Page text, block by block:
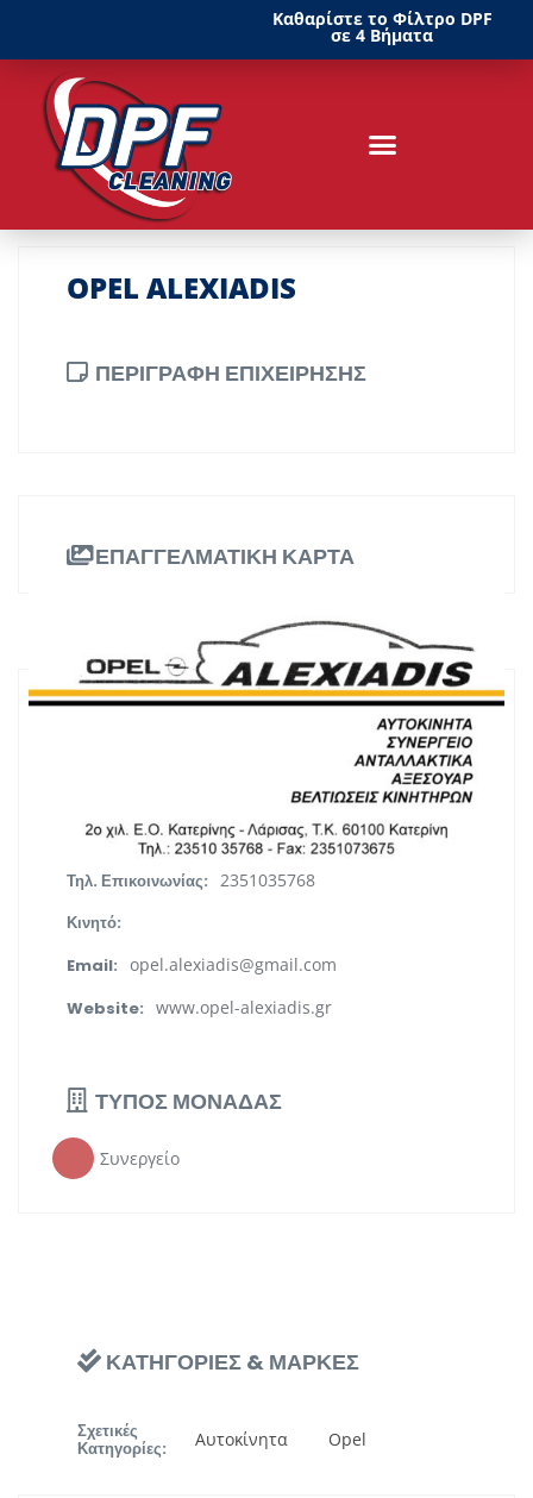
Καθαρίστε το Φίλτρο DPF
σε 4 Βήματα
OPEL ALEXIADIS
ΠΕΡΙΓΡΑΦΗ ΕΠΙΧΕΙΡΗΣΗΣ
ΕΠΑΓΓΕΛΜΑΤΙΚΗ ΚΑΡΤΑ
2ο χλμ Ε.Ο. Κατερίνης - Λάρισας, ΤΚ
60100, Κατερίνη
Περιφέρεια:
Κεντρική Μακεδονία
Τηλ. Επικοινωνίας: 2351035768
Κινητό:
Email: opel.alexiadis@gmail.com
Website: www.opel-alexiadis.gr
ΤΥΠΟΣ ΜΟΝΑΔΑΣ
Συνεργείο
ΚΑΤΗΓΟΡΙΕΣ & ΜΑΡΚΕΣ
Σχετικές
Κατηγορίες: Αυτοκίνητα Opel